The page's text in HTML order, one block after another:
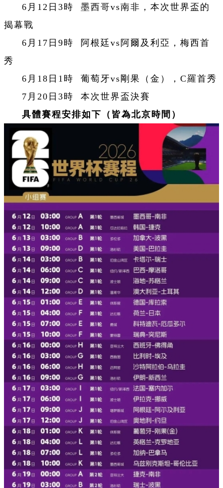
6月12日3時 墨西哥vs南非，本次世界盃的
揭幕戰
6月17日9時 阿根廷vs阿爾及利亞，梅西首
秀
6月18日1時 葡萄牙vs剛果（金），C羅首秀
7月20日3時 本次世界盃決賽
具體賽程安排如下（皆為北京時間）